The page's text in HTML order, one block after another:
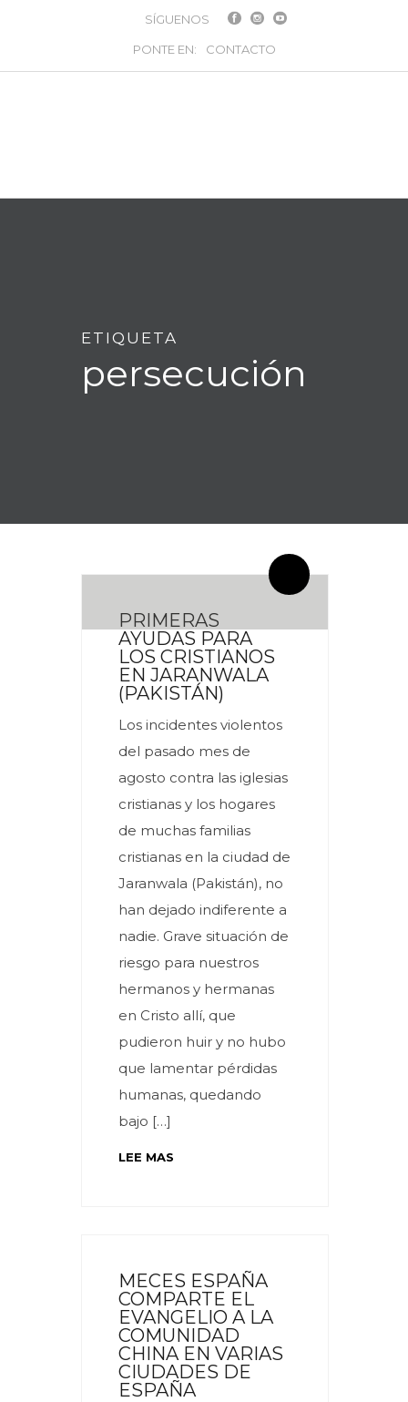
SÍGUENOS
PONTE EN: CONTACTO
ETIQUETA
persecución
PRIMERAS
AYUDAS PARA
LOS CRISTIANOS
EN JARANWALA
(PAKISTÁN)
Los incidentes violentos
del pasado mes de
agosto contra las iglesias
cristianas y los hogares
de muchas familias
cristianas en la ciudad de
Jaranwala (Pakistán), no
han dejado indiferente a
nadie. Grave situación de
riesgo para nuestros
hermanos y hermanas
en Cristo allí, que
pudieron huir y no hubo
que lamentar pérdidas
humanas, quedando
bajo […]
LEE MAS
MECES ESPAÑA
COMPARTE EL
EVANGELIO A LA
COMUNIDAD
CHINA EN VARIAS
CIUDADES DE
ESPAÑA